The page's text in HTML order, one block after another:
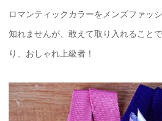
ロマンティックカラーをメンズファッ
知れませんが、敢えて取り入れること
り、おしゃれ上級者！